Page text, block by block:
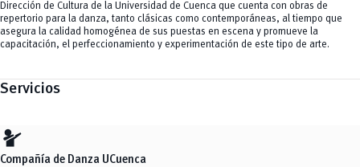
Dirección de Cultura de la Universidad de Cuenca que cuenta con obras de
repertorio para la danza, tanto clásicas como contemporáneas, al tiempo que
asegura la calidad homogénea de sus puestas en escena y promueve la
capacitación, el perfeccionamiento y experimentación de este tipo de arte.
Servicios
taunt
Compañía de Danza UCuenca